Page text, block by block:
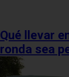
Qué llevar
ronda sea